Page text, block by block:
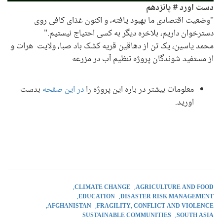
دست اورد # پانزدهم
"وضعیت اقتصادی ما بهبود یافته، و اکنون غذای کافی روی
دسترخوان داریم، بلاخره دیگر به کسی احتیاج نیستیم."
محمد یاسین، یک تن از دهاقین قریه کشک باد صبا، ولایت هرات و
از مستفید شوندگان پروژه تنظیم آب در مزرعه
معلومات بیشتر در باره این پروژه رادر این صفحه بدست
اورید.
AGRICULTURE AND FOOD
CLIMATE CHANGE
DISASTER RISK MANAGEMENT
EDUCATION
FRAGILITY, CONFLICT AND VIOLENCE
AFGHANISTAN
SOUTH ASIA
SUSTAINABLE COMMUNITIES